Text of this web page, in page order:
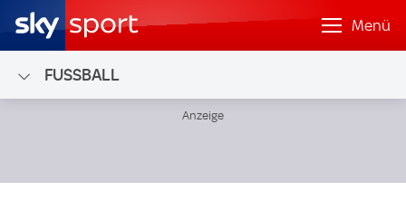
Menü
FUSSBALL